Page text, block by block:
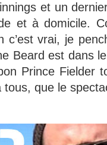
et un
et à domicile.
c’est vrai, je
Beard est dans
Prince Fielder
tous, que le